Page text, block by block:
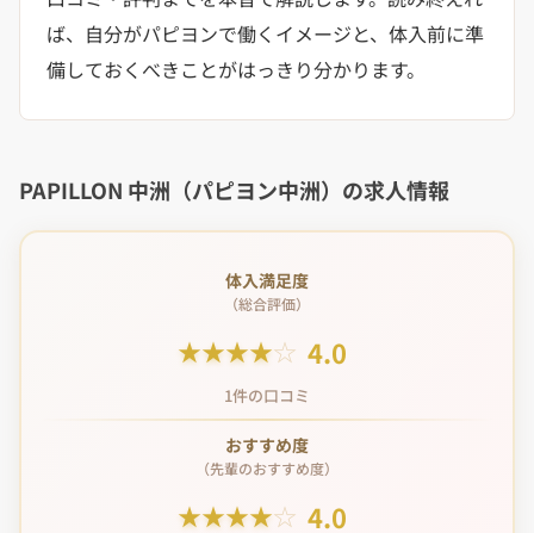
ば、自分がパピヨンで働くイメージと、体入前に準
備しておくべきことがはっきり分かります。
PAPILLON 中洲（パピヨン中洲）の求人情報
体入満足度
（総合評価）
★★★★☆ 4.0
1件の口コミ
おすすめ度
（先輩のおすすめ度）
★★★★☆ 4.0